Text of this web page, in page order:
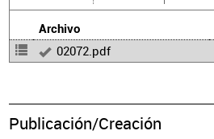
Archivo
02072.pdf
Publicación/Creación